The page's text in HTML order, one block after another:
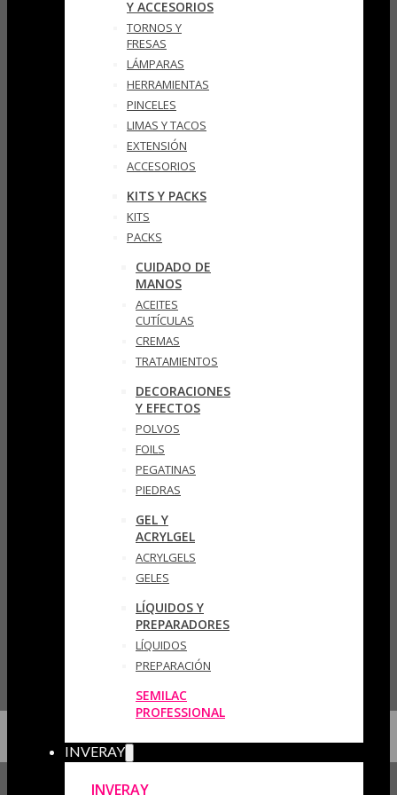
Y ACCESORIOS
TORNOS Y
FRESAS
LÁMPARAS
HERRAMIENTAS
PINCELES
LIMAS Y TACOS
EXTENSIÓN
ACCESORIOS
KITS Y PACKS
KITS
PACKS
CUIDADO DE
MANOS
ACEITES
CUTÍCULAS
CREMAS
TRATAMIENTOS
DECORACIONES
Y EFECTOS
POLVOS
FOILS
PEGATINAS
PIEDRAS
GEL Y
ACRYLGEL
ACRYLGELS
GELES
LÍQUIDOS Y
PREPARADORES
LÍQUIDOS
PREPARACIÓN
SEMILAC
PROFESSIONAL
INVERAY
INVERAY